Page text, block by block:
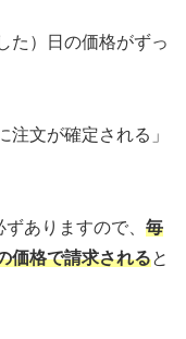
た）日の価格がずっ
文が確定される」
ありますので、 毎
価格で請求されると